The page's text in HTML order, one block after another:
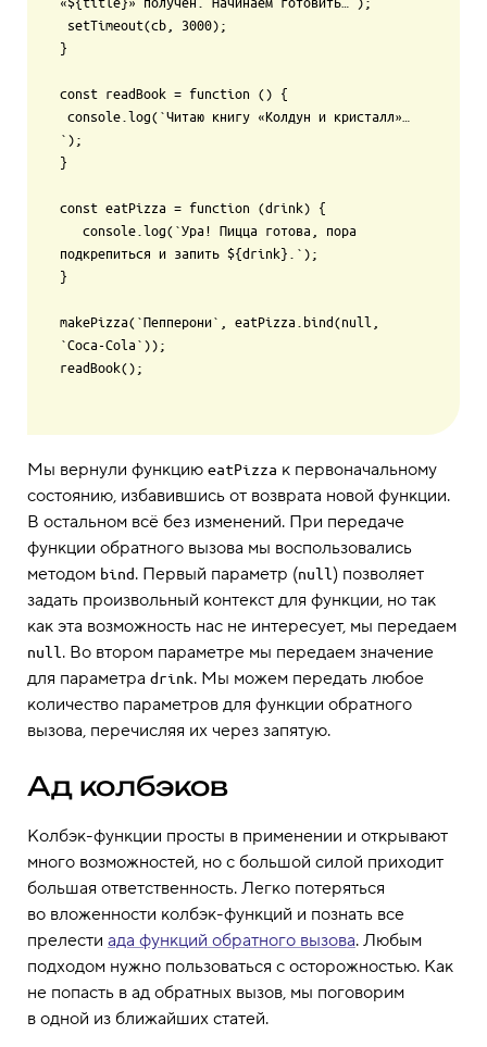
}
const readBook = function () {
`);
}
const eatPizza = function (drink) {
подкрепиться и запить ${drink}.`);
}
makePizza(`Пепперони`, eatPizza.bind(null,
`Coca-Cola`));
readBook();
Мы вернули функцию eatPizza к первоначальному
состоянию, избавившись от возврата новой функции.
В остальном всё без изменений. При передаче
функции обратного вызова мы воспользовались
методом bind. Первый параметр (null) позволяет
задать произвольный контекст для функции, но так
как эта возможность нас не интересует, мы передаем
null . Во втором параметре мы передаем значение
для параметра drink. Мы можем передать любое
количество параметров для функции обратного
вызова, перечисляя их через запятую.
Ад колбэков
Колбэк-функции просты в применении и открывают
много возможностей, но с большой силой приходит
большая ответственность. Легко потеряться
во вложенности колбэк-функций и познать все
прелести ада функций обратного вызова. Любым
подходом нужно пользоваться с осторожностью. Как
не попасть в ад обратных вызов, мы поговорим
в одной из ближайших статей.